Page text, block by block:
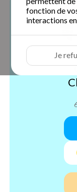
fonction de
interactions
Je